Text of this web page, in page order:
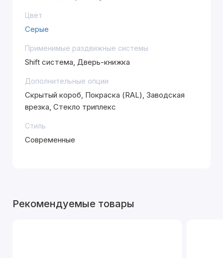
Цвет
Серые
Применимые раздвижные системы
Shift система, Дверь-книжка
Дополнительные опции
Скрытый короб, Покраска (RAL), Заводская
врезка, Стекло триплекс
Стиль
Современные
Рекомендуемые товары